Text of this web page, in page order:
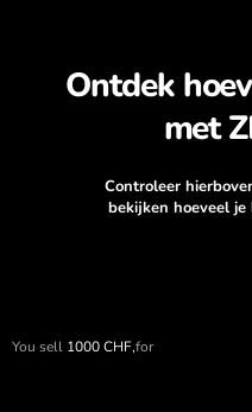
Ontdek
met
Controleer
bekijken hoeveel je
You sell 1000CHF,for